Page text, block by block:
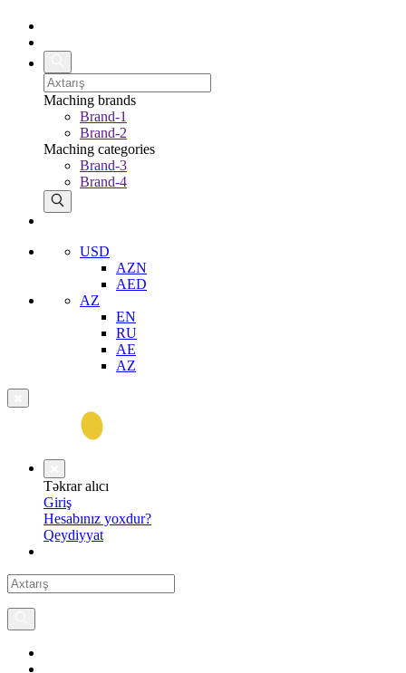
Maching brands
Brand-1
Brand-2
Maching categories
Brand-3
Brand-4
USD
AZN
AED
AZ
EN
RU
AE
AZ
Təkrar alıcı
Giriş
Hesabınız yoxdur?
Qeydiyyat